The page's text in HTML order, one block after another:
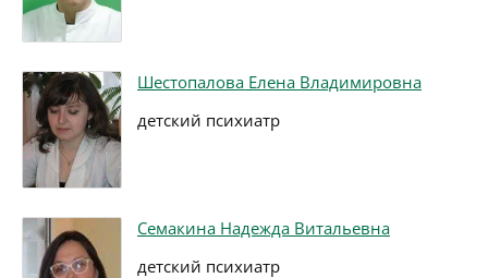
Шестопалова Елена Владимировна
детский психиатр
Семакина Надежда Витальевна
детский психиатр